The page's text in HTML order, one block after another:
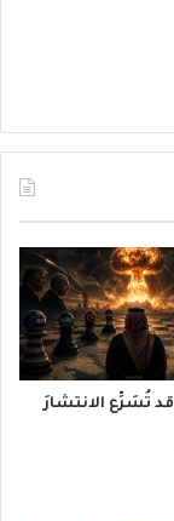
تُسَرِّع الانتشارَ